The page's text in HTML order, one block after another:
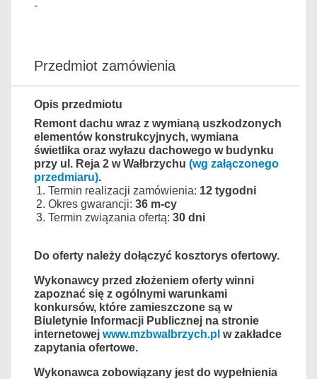
-
Przedmiot zamówienia
Opis przedmiotu
Remont dachu wraz z wymianą uszkodzonych
elementów konstrukcyjnych, wymiana
świetlika oraz wyłazu dachowego w budynku
przy ul. Reja 2 w Wałbrzychu (wg załączonego
przedmiaru).
Termin realizacji zamówienia: 12 tygodni
Okres gwarancji: 36 m-cy
Termin związania ofertą: 30 dni
Do oferty należy dołączyć kosztorys ofertowy.
Wykonawcy przed złożeniem oferty winni
zapoznać się z ogólnymi warunkami
konkursów, które zamieszczone są w
Biuletynie Informacji Publicznej na stronie
internetowej www.mzbwalbrzych.pl w zakładce
zapytania ofertowe.
Wykonawca zobowiązany jest do wypełnienia